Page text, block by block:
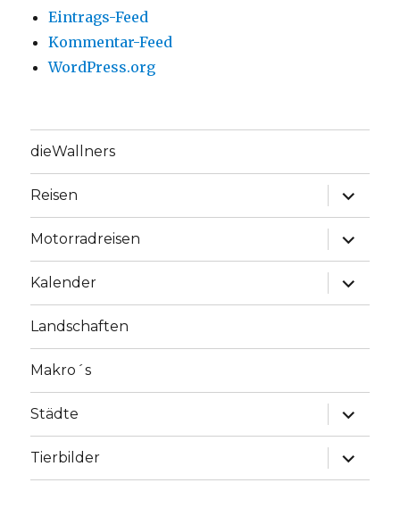
Eintrags-Feed
Kommentar-Feed
WordPress.org
dieWallners
Reisen
Motorradreisen
Kalender
Landschaften
Makro´s
Städte
Tierbilder